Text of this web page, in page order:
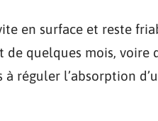
en surface et reste
quelques mois, voire
réguler l’absorption